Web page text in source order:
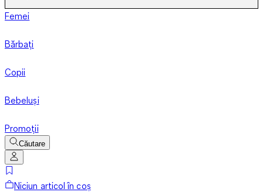
Femei
Bărbați
Copii
Bebeluși
Promoții
Căutare
Niciun articol în coș